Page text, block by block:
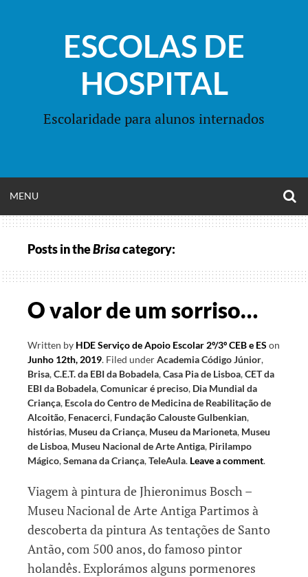
ESCOLAS DE
HOSPITAL
Escolaridade para alunos internados
MENU
MENU
Posts in theBrisacategory:
O valor de um sorriso…
Written by HDE Serviço de Apoio Escolar 2º/3º CEB e ES on
Junho 12th, 2019. Filed underAcademia Código Júnior,
Brisa,C.E.T. da EBI da Bobadela,Casa Pia de Lisboa,CET da
EBI da Bobadela,Comunicar é preciso, Dia Mundial da
Criança, Escola do Centro de Medicina de Reabilitação de
Alcoitão, Fenacerci, Fundação Calouste Gulbenkian,
histórias, Museu da Criança, Museu da Marioneta, Museu
de Lisboa, Museu Nacional de Arte Antiga, Pirilampo
Mágico,Semana da Criança,TeleAula. Leave a comment.
Viagem à pintura de Jhieronimus Bosch –
Museu Nacional de Arte Antiga Partimos à
descoberta da pintura As tentações de Santo
Antão, com 500 anos, do famoso pintor
holandês. Explorámos alguns pormenores